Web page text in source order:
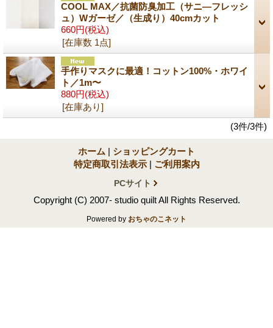
COOL MAX／抗菌防臭加工（サニ―フレッシ
ュ）Wガーゼ／（生成り）40cmカット
660円(税込)
[在庫数 1点]
手作りマスクに最適！コットン100%・ホワイ
ト／1m〜
880円(税込)
[在庫あり]
(3件/3件)
ホーム | ショッピングカート
特定商取引法表示 | ご利用案内
PCサイト
Copyright (C) 2007- studio quilt All Rights Reserved.
Powered by おちゃのこネット